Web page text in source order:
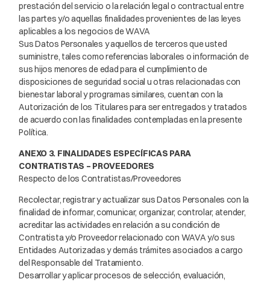
prestación del servicio o la relación legal o contractual entre
las partes y/o aquellas finalidades provenientes de las leyes
aplicables a los negocios de WAVA
Sus Datos Personales y aquellos de terceros que usted
suministre, tales como referencias laborales o información de
sus hijos menores de edad para el cumplimiento de
disposiciones de seguridad social u otras relacionadas con
bienestar laboral y programas similares, cuentan con la
Autorización de los Titulares para ser entregados y tratados
de acuerdo con las finalidades contempladas en la presente
Política.
ANEXO 3. FINALIDADES ESPECÍFICAS PARA
CONTRATISTAS – PROVEEDORES
Respecto de los Contratistas/Proveedores
Recolectar, registrar y actualizar sus Datos Personales con la
finalidad de informar, comunicar, organizar, controlar, atender,
acreditar las actividades en relación a su condición de
Contratista y/o Proveedor relacionado con WAVA y/o sus
Entidades Autorizadas y demás trámites asociados a cargo
del Responsable del Tratamiento.
Desarrollar y aplicar procesos de selección, evaluación,